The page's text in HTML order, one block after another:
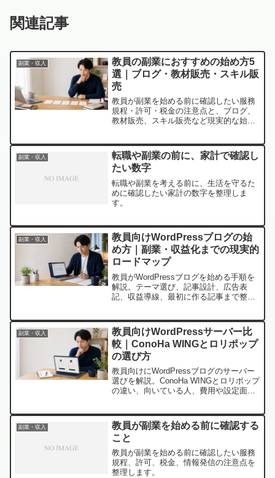
関連記事
副業・収入
教員の副業におすすめの始め方5
選｜ブログ・教材販売・スキル販
売
教員が副業を始める前に確認したい服務
規程・許可・税金の注意点と、ブログ、
教材販売、スキル販売など現実的な始め
副業・収入
転職や副業の前に、家計で確認し
たい数字
転職や副業を考える前に、生活を守るた
めに確認したい家計の数字を整理しま
す。
副業・収入
教員向けWordPressブログの始
め方｜副業・収益化までの現実的
ロードマップ
教員がWordPressブログを始める手順を
解説。テーマ選び、記事設計、広告表
記、収益導線、最初に作る記事まで整理
副業・収入
教員向けWordPressサーバー比
較｜ConoHa WINGとロリポップ
の選び方
教員向けにWordPressブログのサーバー
選びを解説。ConoHa WINGとロリポップ
の違い、向いている人、費用や設定面の
副業・収入
教員が副業を始める前に確認する
こと
教員が副業を始める前に確認したい服務
規程、許可、税金、情報発信の注意点を
整理します。